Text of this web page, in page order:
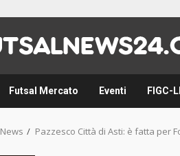
Futsal Mercato Eventi FIGC-
News Pazzesco Città di Asti: è fatta per